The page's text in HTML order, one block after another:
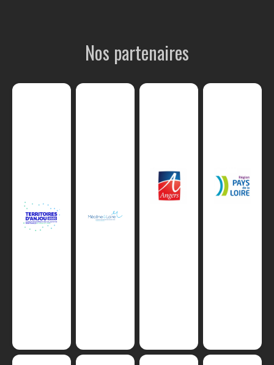
Nos partenaires